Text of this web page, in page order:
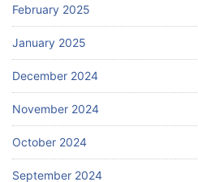
February 2025
January 2025
December 2024
November 2024
October 2024
September 2024